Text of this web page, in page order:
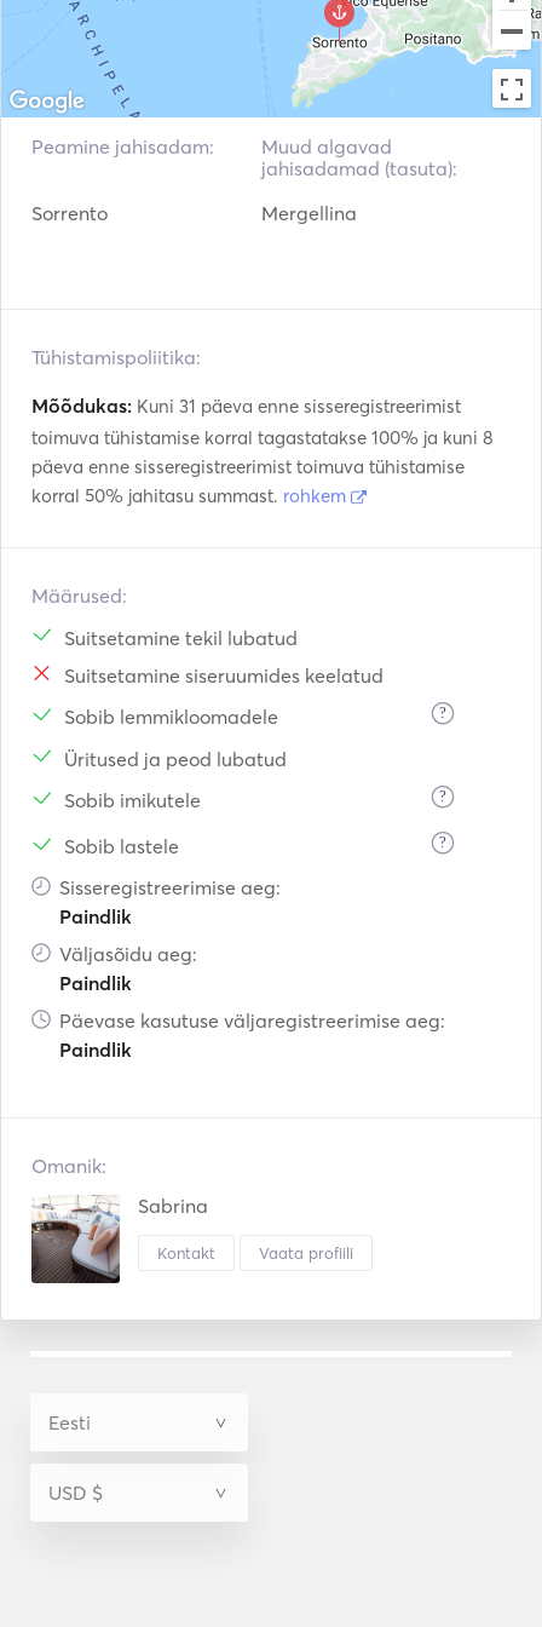
Scuba Craft Kino
AIS / NAVTEX Bow Thruster
Elektriline ankur Flare püstol
Käsi tulekustutid
Päästevestid Navigatsioonisüsteem
Autopiloot Fenders
Kalaotsija / Sonar
Automaatne tulekustutu
ssüsteem
Peamine jahisadam:
Sorrento
Muud algavad
jahisadamad (tasuta):
Mergellina
Tühistamispoliitika:
Mõõdukas: Kuni 31 päeva enne sisseregistreerimist
toimuva tühistamise korral tagastatakse 100% ja kuni 8
päeva enne sisseregistreerimist toimuva tühistamise
korral 50% jahitasu summast. rohkem
Määrused:
Suitsetamine tekil lubatud
Suitsetamine siseruumides keelatud
Sobib lemmikloomadele
?
Üritused ja peod lubatud
Sobib imikutele
?
Sobib lastele ?
Sisseregistreerimise aeg:
Paindlik
Väljasõidu aeg:
Paindlik
Päevase kasutuse väljaregistreerimise aeg:
Paindlik
Omanik:
Sabrina
Kontakt Vaata profiili